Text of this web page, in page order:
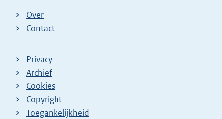
Over
Contact
Privacy
Archief
Cookies
Copyright
Toegankelijkheid